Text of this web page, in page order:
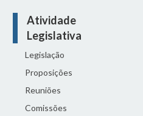
Atividade
Legislativa
Legislação
Proposições
Reuniões
Comissões